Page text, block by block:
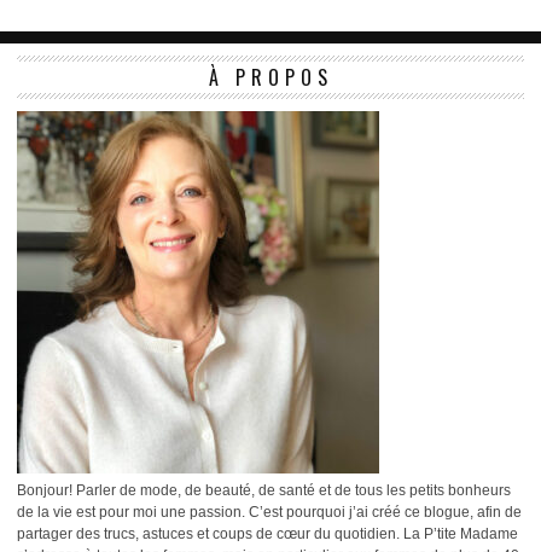
À PROPOS
Bonjour! Parler de mode, de beauté, de santé et de tous les petits bonheurs
de la vie est pour moi une passion. C’est pourquoi j’ai créé ce blogue, afin de
partager des trucs, astuces et coups de cœur du quotidien. La P’tite Madame